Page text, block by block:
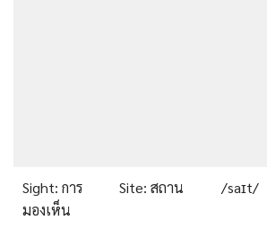
Sight: การ
มองเห็น
Site: สถาน /saɪt/